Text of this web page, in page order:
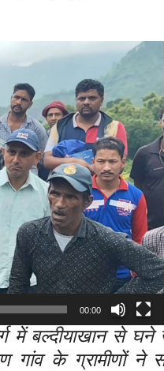
00:00
में बल्दीयाखान से
गांव के ग्रामीणों ने